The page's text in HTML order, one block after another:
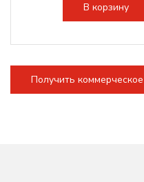
В корзину
Получить